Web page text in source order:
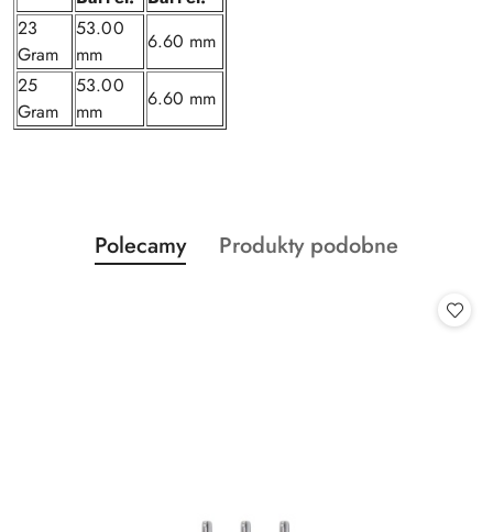
23
Gram
53.00
mm
6.60 mm
25
Gram
53.00
mm
6.60 mm
Pomiń karuzelę produktów
Produkty
o
Polecamy
Produkty
Produkty podobne